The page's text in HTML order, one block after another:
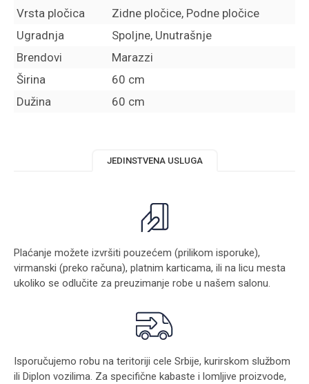
Vrsta pločica
Zidne pločice, Podne pločice
Ugradnja
Spoljne, Unutrašnje
Brendovi
Marazzi
Širina
60 cm
Dužina
60 cm
JEDINSTVENA USLUGA
Plaćanje možete izvršiti pouzećem (prilikom isporuke),
virmanski (preko računa), platnim karticama, ili na licu mesta
ukoliko se odlučite za preuzimanje robe u našem salonu.
Isporučujemo robu na teritoriji cele Srbije, kurirskom službom
ili Diplon vozilima. Za specifične kabaste i lomljive proizvode,